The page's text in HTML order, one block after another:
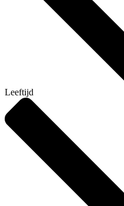
Leeftijd